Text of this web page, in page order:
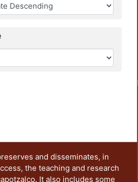
and disseminates, in
the teaching and research
It also includes some